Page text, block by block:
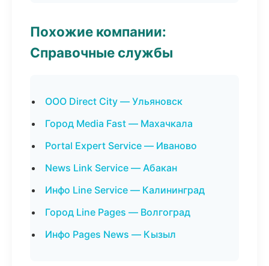
Похожие компании:
Справочные службы
ООО Direct City — Ульяновск
Город Media Fast — Махачкала
Portal Expert Service — Иваново
News Link Service — Абакан
Инфо Line Service — Калининград
Город Line Pages — Волгоград
Инфо Pages News — Кызыл